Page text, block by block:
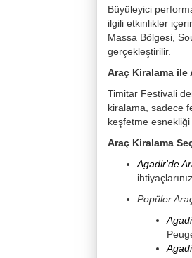
Büyüleyici
ilgili etkinlikler
Massa Bölgesi,
gerçekleştirilir.
Araç Kiralama
Timitar Festivali
kiralama, sadece
keşfetme esnekliği
Araç Kiralama
Agadir'de
Popüler